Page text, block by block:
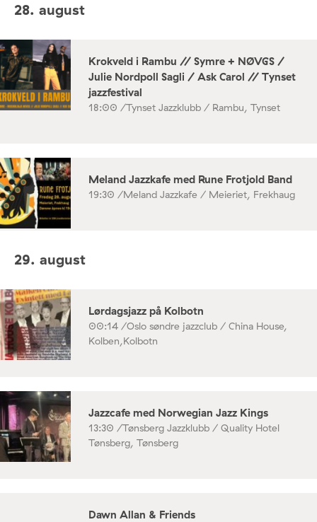
28. august
Krokveld i Rambu // Symre + NØVGS /
Julie Nordpoll Sagli / Ask Carol // Tynset
jazzfestival
18:00 /Tynset Jazzklubb / Rambu, Tynset
Meland Jazzkafe med Rune Frotjold Band
19:30 /Meland Jazzkafe / Meieriet, Frekhaug
29. august
Lørdagsjazz på Kolbotn
00:14 /Oslo søndre jazzclub / China House,
Kolben,Kolbotn
Jazzcafe med Norwegian Jazz Kings
13:30 /Tønsberg Jazzklubb / Quality Hotel
Tønsberg, Tønsberg
Dawn Allan & Friends